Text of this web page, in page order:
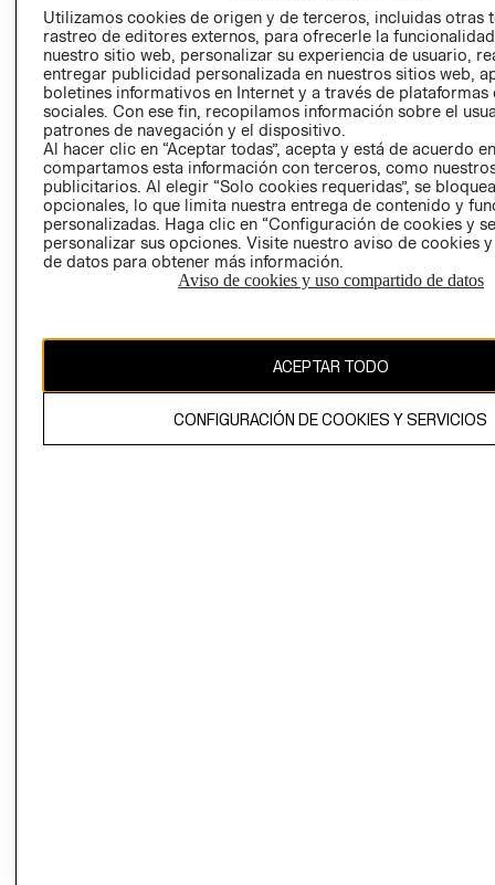
AVISO DE
PRIVACIDAD
GIFT CARD
AVISO DE
COOKIES
Uruguay ($U)
El contenido de esta página web está protegido por copyright y es
propiedad de H&M Hennes & Mauritz AB.
Utilizamos cookies de origen y de terceros, incluidas otras
rastreo de editores externos, para ofrecerle la
nuestro sitio web, personalizar su experiencia de usuario,
entregar publicidad personalizada en nuestros sitios web,
boletines informativos en Internet y a través de plataformas
sociales. Con ese fin, recopilamos información sobre el
patrones de navegación y el dispositivo.
Al hacer clic en “Aceptar todas”, acepta y está de acuerdo
compartamos esta información con terceros, como
publicitarios. Al elegir “Solo cookies requeridas”, se
opcionales, lo que limita nuestra entrega de contenido y
personalizadas. Haga clic en “Configuración de cookies y
personalizar sus opciones. Visite nuestro aviso de cookies
de datos para obtener más información.
Aviso de cookies y uso compartido de datos
ACEPTAR TODO
CONFIGURACIÓN DE COOKIES Y SERVICIOS